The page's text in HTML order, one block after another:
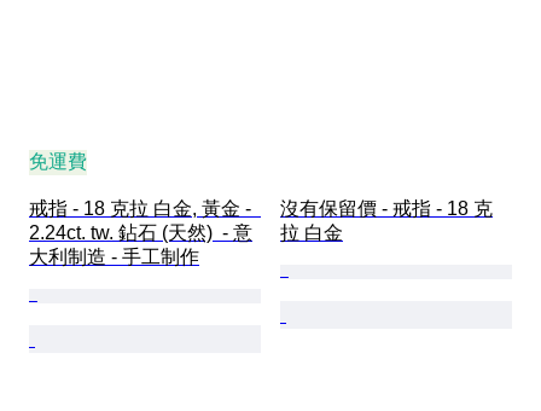
免運費
戒指 - 18 克拉 白金, 黃金 -
2.24ct. tw. 鉆石 (天然)  - 意
大利制造 - 手工制作
沒有保留價 - 戒指 - 18 克
拉 白金